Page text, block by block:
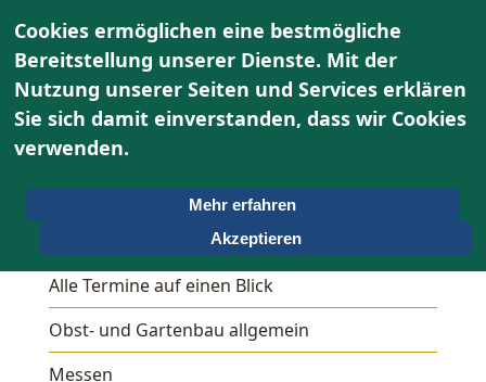
Alle Termine auf einen Blick
Obst- und Gartenbau allgemein
Messen
Cookies ermöglichen eine bestmögliche
Bereitstellung unserer Dienste. Mit der
Nutzung unserer Seiten und Services erklären
Sie sich damit einverstanden, dass wir Cookies
verwenden.
Mehr erfahren
Akzeptieren